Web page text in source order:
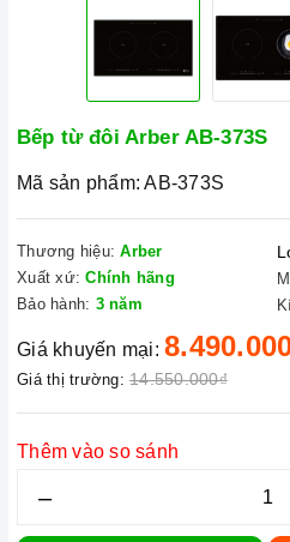
Bếp từ đôi Arber AB-373S
Mã sản phẩm: AB-373S
Thương hiệu: Arber
Xuất xứ: Chính hãng
Bảo hành: 3 năm
Giá khuyến mại:
Giá thị trường: 14.550.000₫
Thêm vào so sánh
–